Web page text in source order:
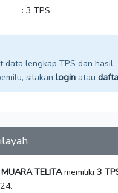
: 3 TPS
data lengkap TPS dan hasil
silakan login atau
MUARA TELITAmemiliki 3